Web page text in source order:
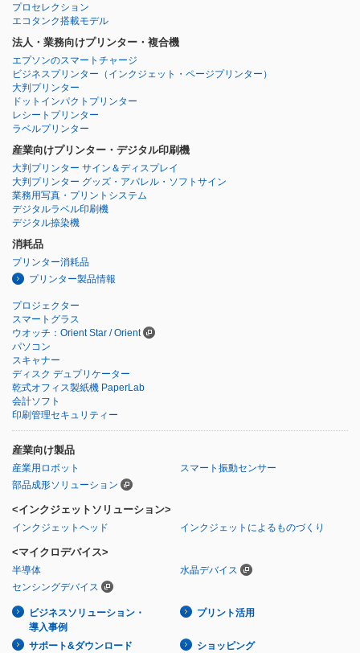
プロセレクション
エコタンク搭載モデル
法人・業務向けプリンター・複合機
エプソンのスマートチャージ
ビジネスプリンター （インクジェット・ページプリンター）
大判プリンター
ドットインパクトプリンター
レシートプリンター
ラベルプリンター
産業向けプリンター・デジタル印刷機
大判プリンター サイン＆ディスプレイ
大判プリンター グッズ・アパレル・ソフトサイン
業務用写真・プリントシステム
デジタルラベル印刷機
デジタル捺染機
消耗品
プリンター消耗品
プリンター製品情報
プロジェクター
スマートグラス
ウオッチ：Orient Star / Orient
パソコン
スキャナー
ディスク デュプリケーター
乾式オフィス製紙機 PaperLab
会計ソフト
印刷管理セキュリティー
産業向け製品
産業用ロボット
スマート振動センサー
部品成形ソリューション
<インクジェットソリューション>
インクジェットヘッド インクジェットによるものづくり
<マイクロデバイス>
半導体
水晶デバイス
センシングデバイス
ビジネスソリューション・
導入事例
プリント活用
サポート&ダウンロード ショッピング